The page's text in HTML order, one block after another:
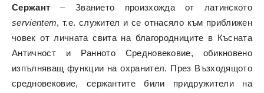
Сержант – Званието произхожда от латинското
servientem, т.е. служител и се отнасяло към приближен
човек от личната свита на благородниците в Късната
Античност и Ранното Средновековие, обикновено
изпълняващ функции на охранител. През Възходящото
средновековие, сержантите били придружители на